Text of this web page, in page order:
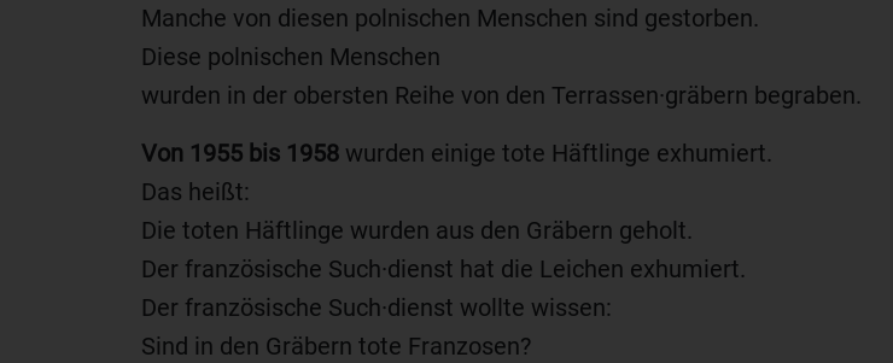
Manche von diesen polnischen Menschen sind gestorben.
Diese polnischen Menschen
wurden in der obersten Reihe von den Terrassen·gräbern begraben.
Von 1955 bis 1958 wurden einige tote Häftlinge exhumiert.
Das heißt:
Die toten Häftlinge wurden aus den Gräbern geholt.
Der französische Such·dienst hat die Leichen exhumiert.
Der französische Such·dienst wollte wissen:
Sind in den Gräbern tote Franzosen?